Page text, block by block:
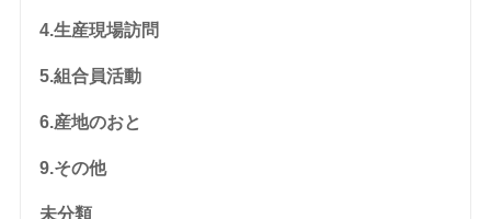
4.生産現場訪問
5.組合員活動
6.産地のおと
9.その他
未分類